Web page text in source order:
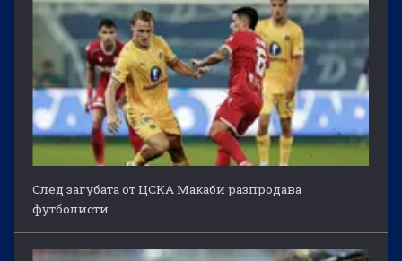
След загубата от ЦСКА Макаби разпродава
футболисти